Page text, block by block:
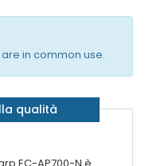
in common use.
qualità